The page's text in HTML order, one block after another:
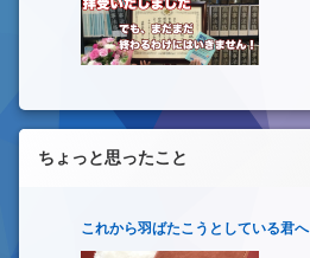
ちょっと思ったこと
これから羽ばたこうとしている君へ